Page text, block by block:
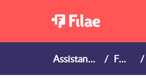
Assistance FAQ